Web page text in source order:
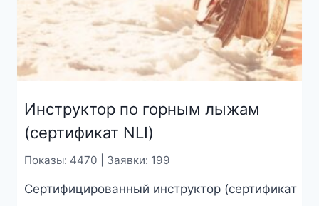
Инструктор по горным лыжам
(сертификат NLI)
Показы: 4470 | Заявки: 199
Сертифицированный инструктор (сертификат